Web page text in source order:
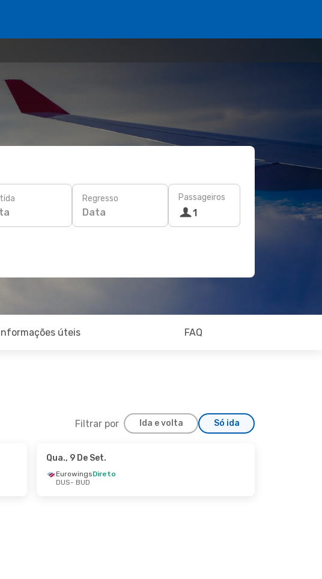
Regresso
Data
Passageiros
1
úteis FAQ
Filtrar por Ida e volta Só ida
Qua., 9 De Set.
EurowingsDireto
DUS- BUD